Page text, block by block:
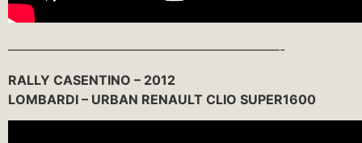
—————————————————————-
RALLY CASENTINO – 2012
LOMBARDI – URBAN RENAULT CLIO SUPER1600